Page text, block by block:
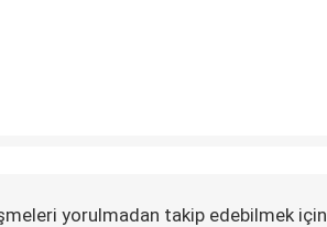
yorulmadan takip edebilmek için